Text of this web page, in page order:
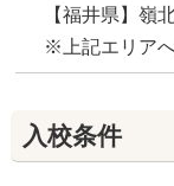
【福井県】嶺
※上記エリア
入校条件